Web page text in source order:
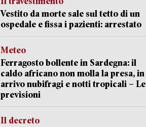
Vestito da morte sale sul tetto di un
ospedale e fissa i pazienti: arrestato
Meteo
Ferragosto bollente in Sardegna: il
caldo africano non molla la presa, in
arrivo nubifragi e notti tropicali – Le
previsioni
Il decreto